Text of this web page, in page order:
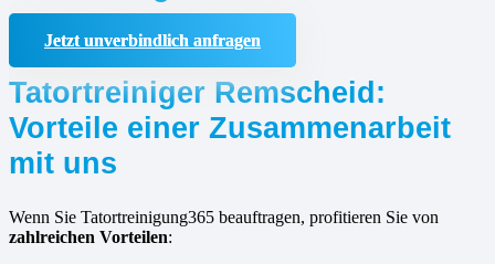
Jetzt unverbindlich anfragen
Tatortreiniger Remscheid:
Vorteile einer Zusammenarbeit
mit uns
Wenn Sie Tatortreinigung365 beauftragen, profitieren Sie von
zahlreichen Vorteilen: